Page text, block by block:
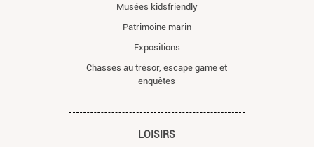
Musées kidsfriendly
Patrimoine marin
Expositions
Chasses au trésor, escape game et
enquêtes
LOISIRS